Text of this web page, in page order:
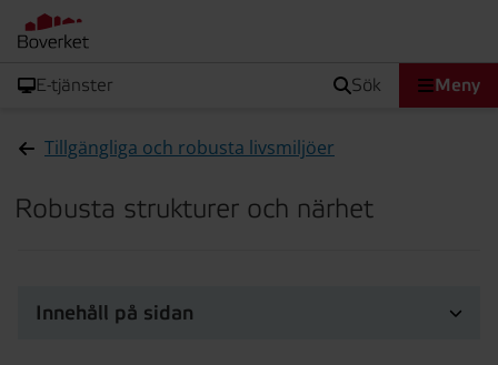
E-tjänster sök Meny
Tillgängliga och robusta livsmiljöer
Robusta strukturer och närhet
Innehåll på sidan